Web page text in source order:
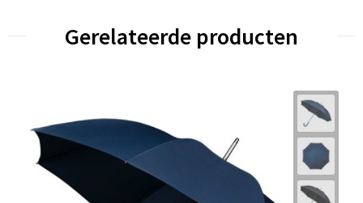
Gerelateerde producten